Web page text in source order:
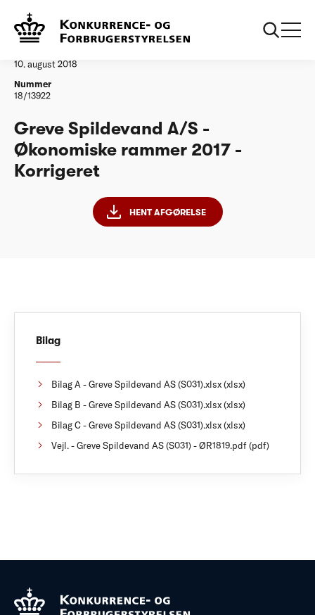
Vandtilsyn
10. august 2018
Nummer
18/13922
Greve Spildevand A/S -
Økonomiske rammer 2017 -
Korrigeret
HENT AFGØRELSE
Bilag
Bilag A - Greve Spildevand AS (S031).xlsx (xlsx)
Bilag B - Greve Spildevand AS (S031).xlsx (xlsx)
Bilag C - Greve Spildevand AS (S031).xlsx (xlsx)
Vejl. - Greve Spildevand AS (S031) - ØR1819.pdf (pdf)